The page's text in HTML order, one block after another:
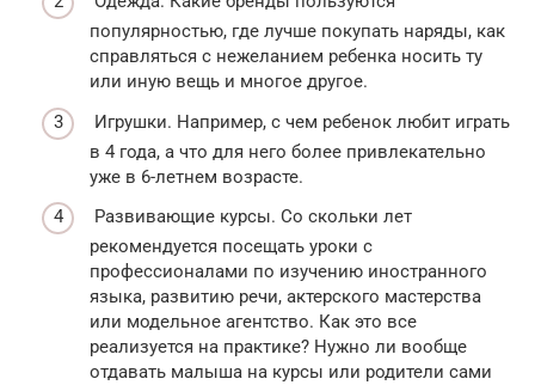
популярностью, где лучше покупать наряды, как
справляться с нежеланием ребенка носить ту
или иную вещь и многое другое.
Игрушки. Например, с чем ребенок любит играть
в 4 года, а что для него более привлекательно
уже в 6-летнем возрасте.
Развивающие курсы. Со скольки лет
рекомендуется посещать уроки с
профессионалами по изучению иностранного
языка, развитию речи, актерского мастерства
или модельное агентство. Как это все
реализуется на практике? Нужно ли вообще
отдавать малыша на курсы или родители сами